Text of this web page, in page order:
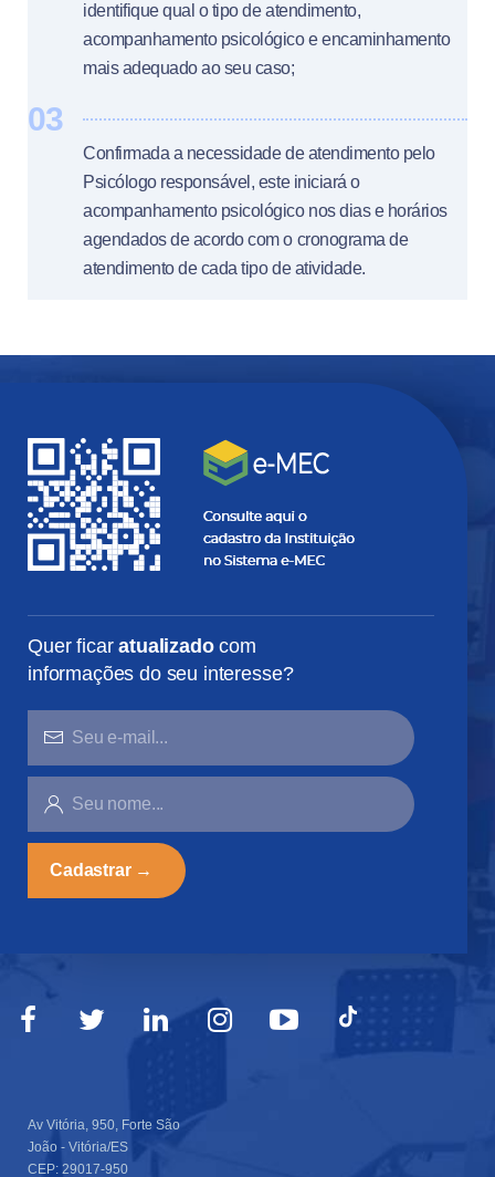
identifique qual o tipo de atendimento,
acompanhamento psicológico e encaminhamento
mais adequado ao seu caso;
03
Confirmada a necessidade de atendimento pelo
Psicólogo responsável, este iniciará o
acompanhamento psicológico nos dias e horários
agendados de acordo com o cronograma de
atendimento de cada tipo de atividade.
Quer ficaratualizadocom
informações do seu interesse?
SEU
MAIL...
SEU
NOME...
Av Vitória, 950, Forte São
João - Vitória/ES
CEP: 29017-950